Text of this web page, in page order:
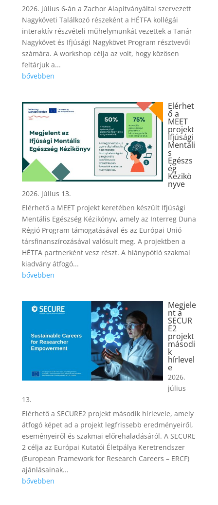
2026. július 6-án a Zachor Alapítványáltal szervezett
Nagyköveti Találkozó részeként a HÉTFA kollégái
interaktív részvételi műhelymunkát vezettek a Tanár
Nagykövet és Ifjúsági Nagykövet Program résztvevői
számára. A workshop célja az volt, hogy közösen
feltárjuk a...
bővebben
Elérhet
ő a
MEET
projekt
Ifjúsági
Mentáli
s
Egészs
ég
Kézikö
nyve
2026. július 13.
Elérhető a MEET projekt keretében készült Ifjúsági
Mentális Egészség Kézikönyv, amely az Interreg Duna
Régió Program támogatásával és az Európai Unió
társfinanszírozásával valósult meg. A projektben a
HÉTFA partnerként vesz részt. A hiánypótló szakmai
kiadvány átfogó...
bővebben
Megjele
nt a
SECUR
E2
projekt
másodi
k
hírlevel
e
2026.
július
13.
Elérhető a SECURE2 projekt második hírlevele, amely
átfogó képet ad a projekt legfrissebb eredményeiről,
eseményeiről és szakmai előrehaladásáról. A SECURE
2 célja az Európai Kutatói Életpálya Keretrendszer
(European Framework for Research Careers – ERCF)
ajánlásainak...
bővebben